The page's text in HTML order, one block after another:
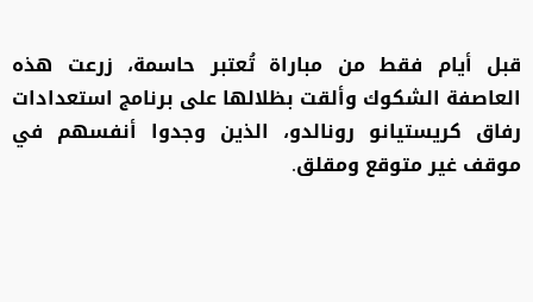
قبل أيام فقط من مباراة تُعتبر حاسمة، زرعت هذه
العاصفة الشكوك وألقت بظلالها على برنامج استعدادات
رفاق كريستيانو رونالدو، الذين وجدوا أنفسهم في
موقف غير متوقع ومقلق.